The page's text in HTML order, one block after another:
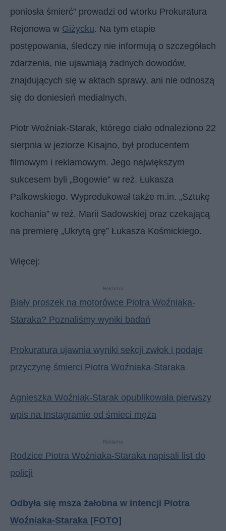
poniosła śmierć” prowadzi od wtorku Prokuratura
Rejonowa w Giżycku. Na tym etapie
postępowania, śledczy nie informują o szczegółach
zdarzenia, nie ujawniają żadnych dowodów,
znajdujących się w aktach sprawy, ani nie odnoszą
się do doniesień medialnych.
Piotr Woźniak-Starak, którego ciało odnaleziono 22
sierpnia w jeziorze Kisajno, był producentem
filmowym i reklamowym. Jego największym
sukcesem byli „Bogowie” w reż. Łukasza
Palkowskiego. Wyprodukował także m.in. „Sztukę
kochania” w reż. Marii Sadowskiej oraz czekającą
na premierę „Ukrytą grę” Łukasza Kośmickiego.
Więcej:
Reklama
Biały proszek na motorówce Piotra Woźniaka-
Staraka? Poznaliśmy wyniki badań
Prokuratura ujawnia wyniki sekcji zwłok i podaje
przyczynę śmierci Piotra Woźniaka-Staraka
Agnieszka Woźniak-Starak opublikowała pierwszy
wpis na Instagramie od śmieci męża
Reklama
Rodzice Piotra Woźniaka-Staraka napisali list do
policji
Odbyła się msza żałobna w intencji Piotra
Woźniaka-Staraka [FOTO]